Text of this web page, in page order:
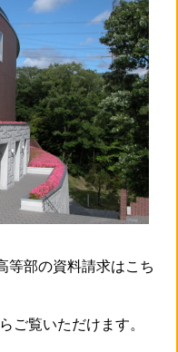
等部の資料請求はこち
ご覧いただけます。